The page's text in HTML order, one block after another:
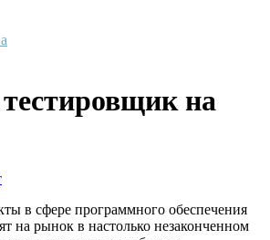
на
в сфере программного обеспечения
на рынок в настолько незаконченном